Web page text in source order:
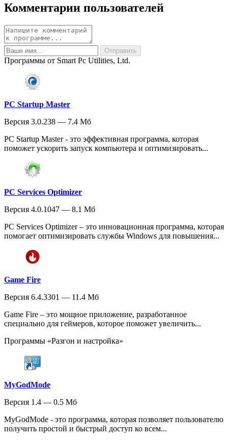
Комментарии пользователей
Программы от Smart Pc Utilities, Ltd.
PC Startup Master
Версия 3.0.238 — 7.4 Мб
PC Startup Master - это эффективная программа, которая
поможет ускорить запуск компьютера и оптимизировать...
PC Services Optimizer
Версия 4.0.1047 — 8.1 Мб
PC Services Optimizer – это инновационная программа, которая
помогает оптимизировать службы Windows для повышения...
Game Fire
Версия 6.4.3301 — 11.4 Мб
Game Fire – это мощное приложение, разработанное
специально для геймеров, которое поможет увеличить...
Программы «Разгон и настройка»
MyGodMode
Версия 1.4 — 0.5 Мб
MyGodMode - это программа, которая позволяет пользователю
получить простой и быстрый доступ ко всем...